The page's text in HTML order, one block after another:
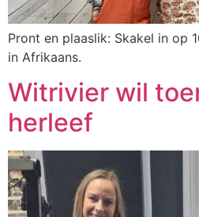
Pront en plaaslik: Skakel in op
in Afrikaans.
Witrivier wil
herleef